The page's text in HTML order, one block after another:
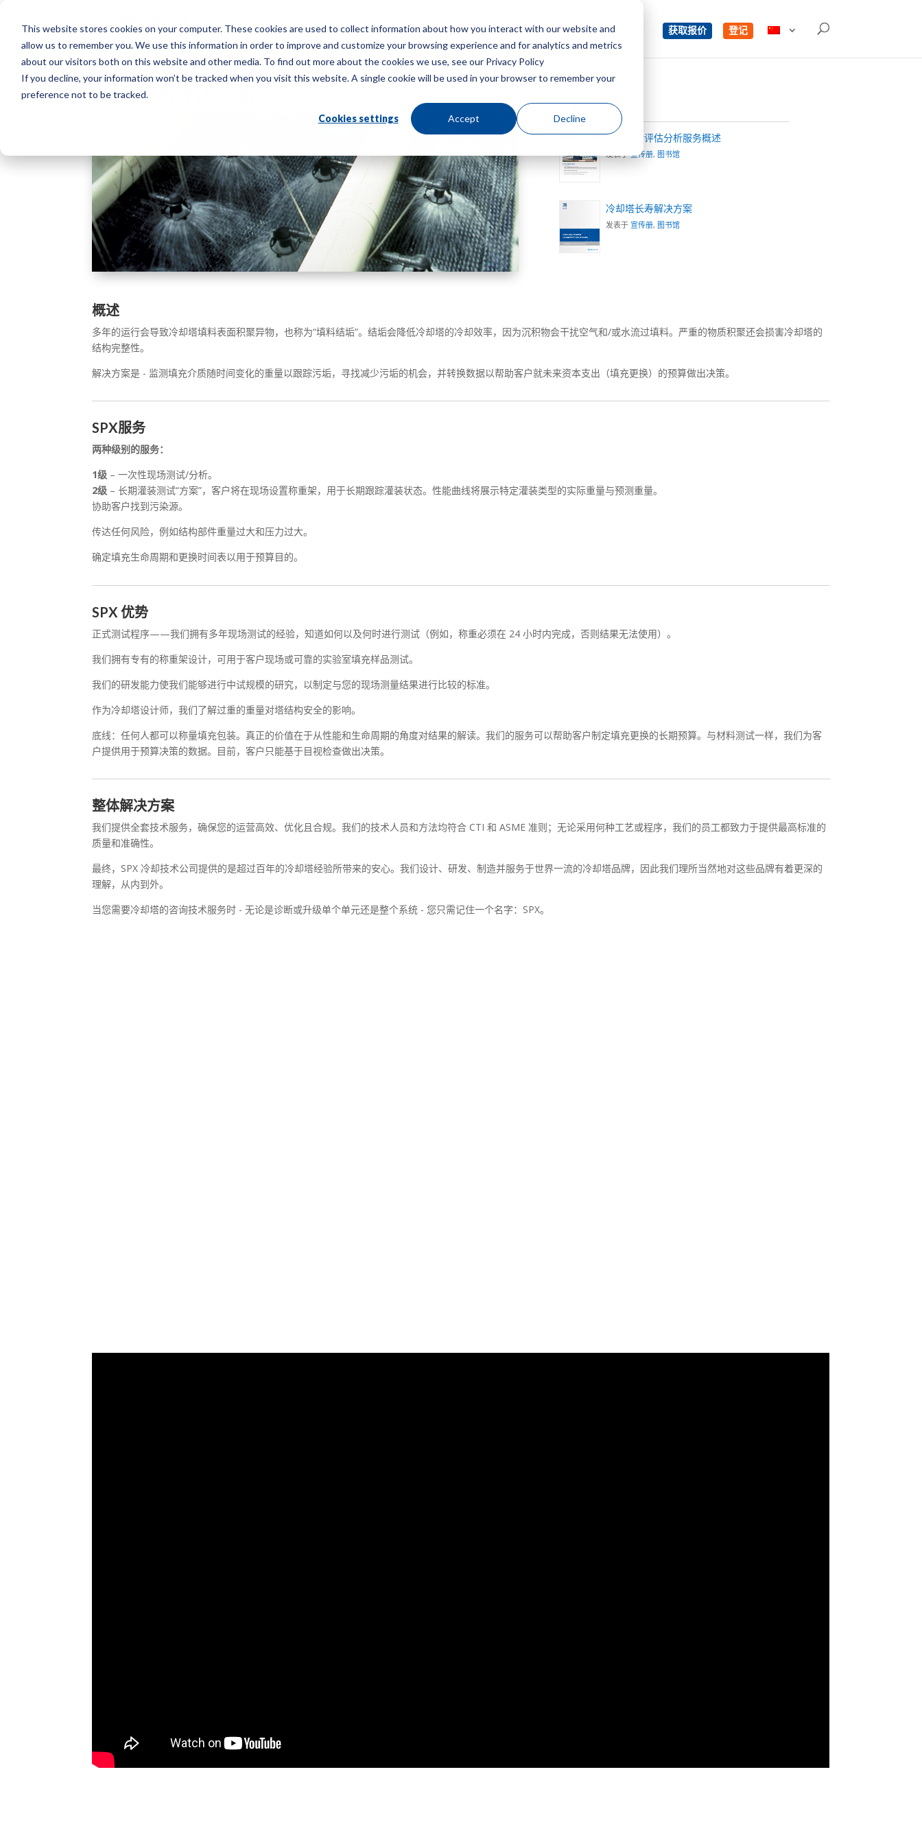
This website stores cookies on your computer. These cookies are used to collect information about how you interact with our website and
allow us to remember you. We use this information in order to improve and customize your browsing experience and for analytics and metrics
about our visitors both on this website and other media. To find out more about the cookies we use, see our Privacy Policy
If you decline, your information won’t be tracked when you visit this website. A single cookie will be used in your browser to remember your
preference not to be tracked.
Cookies settings Accept Decline
菜单 获取报价 登记
填料污垢评估分析
填料污垢评估分析服务概述
发表于 宣传册, 图书馆
冷却塔长寿解决方案
发表于 宣传册, 图书馆
概述
多年的运行会导致冷却塔填料表面积聚异物，也称为“填料结垢”。结垢会降低冷却塔的冷却效率，因为沉积物会干扰空气和/或水流过填料。严重的物质积聚还会损害冷却塔的
结构完整性。
解决方案是 - 监测填充介质随时间变化的重量以跟踪污垢，寻找减少污垢的机会，并转换数据以帮助客户就未来资本支出（填充更换）的预算做出决策。
SPX服务
两种级别的服务：
1级 – 一次性现场测试/分析。
2级 – 长期灌装测试“方案”，客户将在现场设置称重架，用于长期跟踪灌装状态。性能曲线将展示特定灌装类型的实际重量与预测重量。
协助客户找到污染源。
传达任何风险，例如结构部件重量过大和压力过大。
确定填充生命周期和更换时间表以用于预算目的。
SPX 优势
正式测试程序——我们拥有多年现场测试的经验，知道如何以及何时进行测试（例如，称重必须在 24 小时内完成，否则结果无法使用）。
我们拥有专有的称重架设计，可用于客户现场或可靠的实验室填充样品测试。
我们的研发能力使我们能够进行中试规模的研究，以制定与您的现场测量结果进行比较的标准。
作为冷却塔设计师，我们了解过重的重量对塔结构安全的影响。
底线：任何人都可以称量填充包装。真正的价值在于从性能和生命周期的角度对结果的解读。我们的服务可以帮助客户制定填充更换的长期预算。与材料测试一样，我们为客
户提供用于预算决策的数据。目前，客户只能基于目视检查做出决策。
整体解决方案
我们提供全套技术服务，确保您的运营高效、优化且合规。我们的技术人员和方法均符合 CTI 和 ASME 准则；无论采用何种工艺或程序，我们的员工都致力于提供最高标准的
质量和准确性。
最终，SPX 冷却技术公司提供的是超过百年的冷却塔经验所带来的安心。我们设计、研发、制造并服务于世界一流的冷却塔品牌，因此我们理所当然地对这些品牌有着更深的
理解，从内到外。
当您需要冷却塔的咨询技术服务时 - 无论是诊断或升级单个单元还是整个系统 - 您只需记住一个名字：SPX。